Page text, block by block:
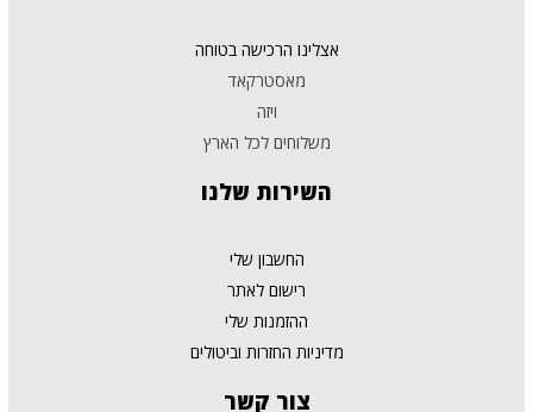
אצלינו הרכישה בטוחה
מאסטרקאד
ויזה
משלוחים לכל הארץ
השירות שלנו
החשבון שלי
רישום לאתר
ההזמנות שלי
מדיניות החזרות וביטולים
צור קשר